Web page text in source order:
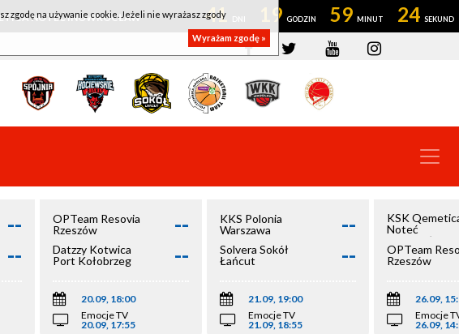
NOTEĆ INOWROCŁAW 41 19 59 23
--
--
OPTeam Resovia
Rzeszów
--
Datzzy Kotwica
Port Kołobrzeg
--
20.09, 18:00
Emocje TV
20.09, 17:55
KKS Polonia
Warszawa
--
Solvera Sokół
Łańcut
--
21.09, 19:00
Emocje TV
21.09, 18:55
KSK
Noteć
Inowrocław
OPTeam
Rzeszów
26.09,
Emocje
26.09,
zgodę na używanie cookie. Jeżeli nie wyrażasz zgody
Wyrażam zgodę »